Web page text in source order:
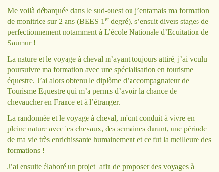
Me voilà débarquée dans le sud-ouest ou j’entamais ma formation
de monitrice sur 2 ans (BEES 1 er degré), s’ensuit divers stages de
perfectionnement notamment à L’école Nationale d’Equitation de
Saumur !
La nature et le voyage à cheval m’ayant toujours attiré, j’ai voulu
poursuivre ma formation avec une spécialisation en tourisme
équestre. J’ai alors obtenu le diplôme d’accompagnateur de
Tourisme Equestre qui m’a permis d’avoir la chance de
chevaucher en France et à l’étranger.
La randonnée et le voyage à cheval, m'ont conduit à vivre en
pleine nature avec les chevaux, des semaines durant, une période
de ma vie très enrichissante humainement et ce fut la meilleure des
formations !
J’ai ensuite élaboré un projet afin de proposer des voyages à